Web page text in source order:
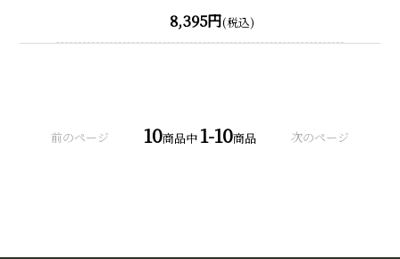
8,395円(税込)
前のページ 10商品中 1-10商品 次のページ